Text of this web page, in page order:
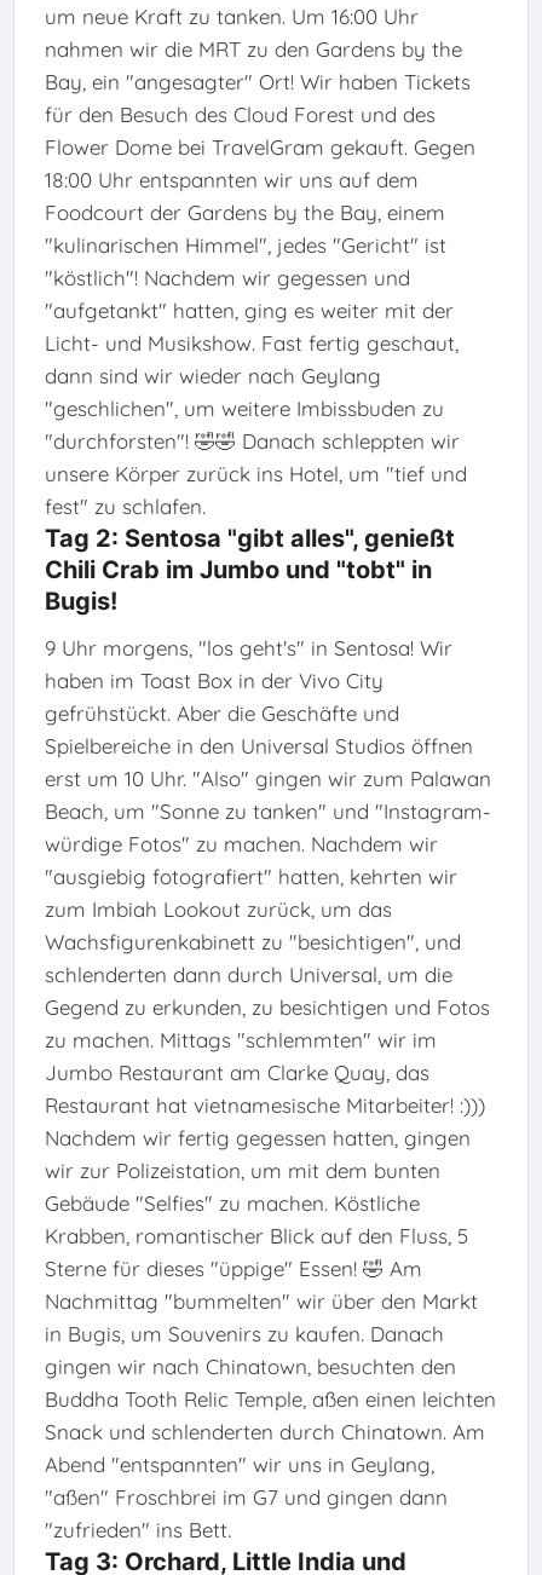
um neue Kraft zu tanken. Um 16:00 Uhr
nahmen wir die MRT zu den Gardens by the
Bay, ein "angesagter" Ort! Wir haben Tickets
für den Besuch des Cloud Forest und des
Flower Dome bei TravelGram gekauft. Gegen
18:00 Uhr entspannten wir uns auf dem
Foodcourt der Gardens by the Bay, einem
"kulinarischen Himmel", jedes "Gericht" ist
"köstlich"! Nachdem wir gegessen und
"aufgetankt" hatten, ging es weiter mit der
Licht- und Musikshow. Fast fertig geschaut,
dann sind wir wieder nach Geylang
"geschlichen", um weitere Imbissbuden zu
"durchforsten"! 🤣🤣 Danach schleppten wir
unsere Körper zurück ins Hotel, um "tief und
fest" zu schlafen.
Tag 2: Sentosa "gibt alles", genießt
Chili Crab im Jumbo und "tobt" in
Bugis!
9 Uhr morgens, "los geht's" in Sentosa! Wir
haben im Toast Box in der Vivo City
gefrühstückt. Aber die Geschäfte und
Spielbereiche in den Universal Studios öffnen
erst um 10 Uhr. "Also" gingen wir zum Palawan
Beach, um "Sonne zu tanken" und "Instagram-
würdige Fotos" zu machen. Nachdem wir
"ausgiebig fotografiert" hatten, kehrten wir
zum Imbiah Lookout zurück, um das
Wachsfigurenkabinett zu "besichtigen", und
schlenderten dann durch Universal, um die
Gegend zu erkunden, zu besichtigen und Fotos
zu machen. Mittags "schlemmten" wir im
Jumbo Restaurant am Clarke Quay, das
Restaurant hat vietnamesische Mitarbeiter! :)))
Nachdem wir fertig gegessen hatten, gingen
wir zur Polizeistation, um mit dem bunten
Gebäude "Selfies" zu machen. Köstliche
Krabben, romantischer Blick auf den Fluss, 5
Sterne für dieses "üppige" Essen! 🤣 Am
Nachmittag "bummelten" wir über den Markt
in Bugis, um Souvenirs zu kaufen. Danach
gingen wir nach Chinatown, besuchten den
Buddha Tooth Relic Temple, aßen einen leichten
Snack und schlenderten durch Chinatown. Am
Abend "entspannten" wir uns in Geylang,
"aßen" Froschbrei im G7 und gingen dann
"zufrieden" ins Bett.
Tag 3: Orchard, Little India und